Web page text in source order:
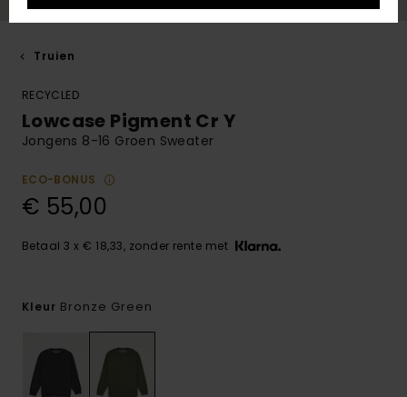
Truien
RECYCLED
Lowcase Pigment Cr Y
Jongens 8-16 Groen Sweater
ECO-BONUS
€ 55,00
Betaal 3 x € 18,33, zonder rente met
Kleur Bronze Green